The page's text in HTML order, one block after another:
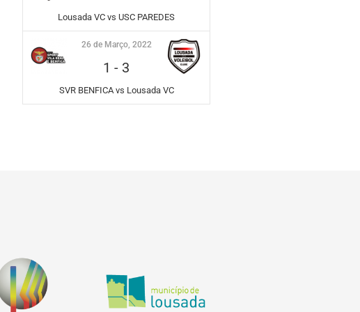
Lousada VC vs USC PAREDES
26 de Março, 2022
1 - 3
SVR BENFICA vs Lousada VC